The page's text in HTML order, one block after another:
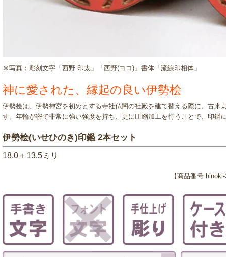
※写真：彫刻文字「西野 印太」「西野(ヨコ)」書体「流線印相体」
神に愛された、縁起の良い伊勢桧
伊勢桧は、伊勢神宮を初めとする寺社仏閣の社殿を建て替える際に、古来
す。年輪が密で非常に強い強度を持ち、更に圧縮加工を行うことで、印鑑
伊勢桧(いせひのき)印鑑 2本セット
18.0＋13.5ミリ
【商品番号 hinoki-